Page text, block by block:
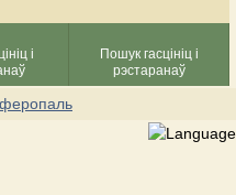
і
Пошук гасцініц і
рэстаранаў